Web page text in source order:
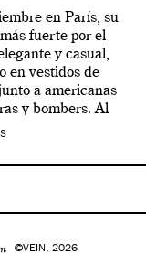
en París, su
fuerte por el
y casual,
en vestidos de
a americanas
y bombers. Al
©VEIN, 2026